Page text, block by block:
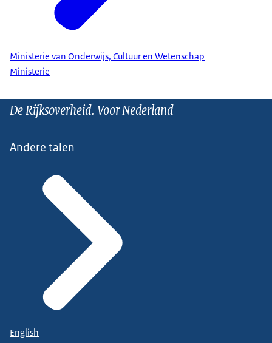
Ministerie van Onderwijs, Cultuur en Wetenschap
Ministerie
De Rijksoverheid. Voor Nederland
Andere talen
English